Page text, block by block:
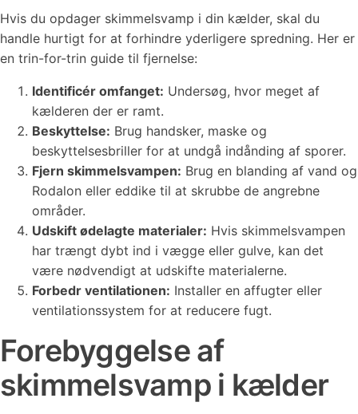
Hvis du opdager skimmelsvamp i din kælder, skal du
handle hurtigt for at forhindre yderligere spredning. Her er
en trin-for-trin guide til fjernelse:
Identificér omfanget: Undersøg, hvor meget af
kælderen der er ramt.
Beskyttelse: Brug handsker, maske og
beskyttelsesbriller for at undgå indånding af sporer.
Fjern skimmelsvampen: Brug en blanding af vand og
Rodalon eller eddike til at skrubbe de angrebne
områder.
Udskift ødelagte materialer: Hvis skimmelsvampen
har trængt dybt ind i vægge eller gulve, kan det
være nødvendigt at udskifte materialerne.
Forbedr ventilationen: Installer en affugter eller
ventilationssystem for at reducere fugt.
Forebyggelse af
skimmelsvamp i kælder